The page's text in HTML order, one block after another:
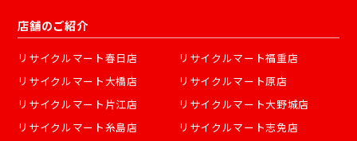
店舗のご紹介
リサイクルマート春日店
リサイクルマート福重店
リサイクルマート大橋店
リサイクルマート原店
リサイクルマート片江店
リサイクルマート大野城店
リサイクルマート糸島店
リサイクルマート志免店